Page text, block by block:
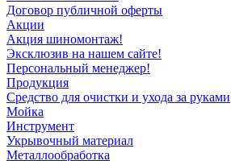
Договор публичной оферты
Акции
Акция шиномонтаж!
Эксклюзив на нашем сайте!
Персональный менеджер!
Продукция
Средство для очистки и ухода за руками
Мойка
Инструмент
Укрывочный материал
Металлообработка